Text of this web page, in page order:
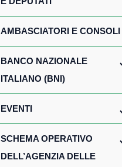
AMBASCIATORI E CONSOLI
BANCO NAZIONALE
ITALIANO (BNI)
EVENTI
SCHEMA OPERATIVO
DELL’AGENZIA DELLE